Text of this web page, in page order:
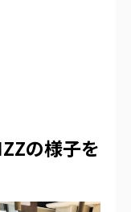
の様子を